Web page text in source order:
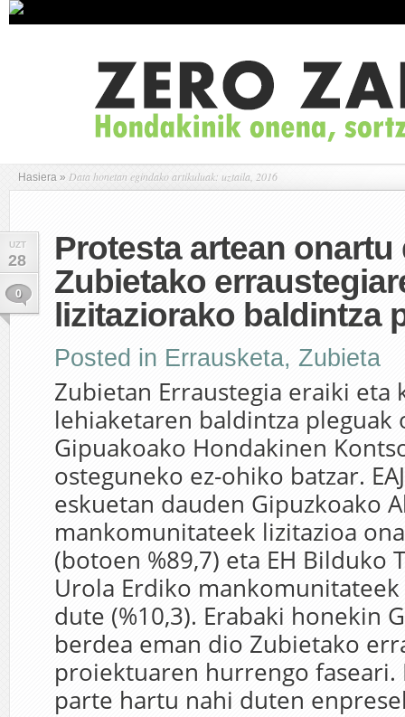
Hasiera » Data honetan egindako artikuluak: uztaila, 2016
UZT
28
0
Protesta artean onartu
Zubietako
lizitaziorako baldintza
Posted in Errausketa, Zubieta
Zubietan Erraustegia eraiki eta
lehiaketaren baldintza
Gipuakoako Hondakinen
osteguneko ez-ohiko batzar.
eskuetan dauden Gipuzkoako
mankomunitateek lizitazioa
(botoen %89,7) eta EH Bilduko
Urola Erdiko
dute (%10,3). Erabaki honekin
berdea eman dio Zubietako
proiektuaren hurrengo faseari.
parte hartu nahi duten